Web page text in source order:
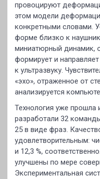
провоцируют
этом модели
конкретными словами.
форме близко к
миниатюрный динамик,
формирует и
к ультразвуку.
«эхо», отраженное от
анализируется
Технология уже прошла
разработали 32
25 в виде фраз.
удовлетворительным:
и 12,3 %,
улучшены по мере
Экспериментальная